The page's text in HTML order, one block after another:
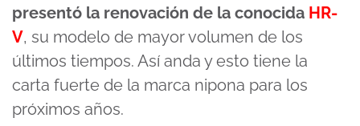
presentó la renovación de la conocida HR-
V, su modelo de mayor volumen de los
últimos tiempos. Así anda y esto tiene la
carta fuerte de la marca nipona para los
próximos años.